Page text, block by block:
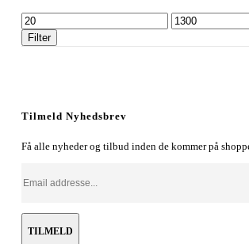
Mindste
pris
Højeste
pris
Filter
Tilmeld Nyhedsbrev
Få alle nyheder og tilbud inden de kommer på